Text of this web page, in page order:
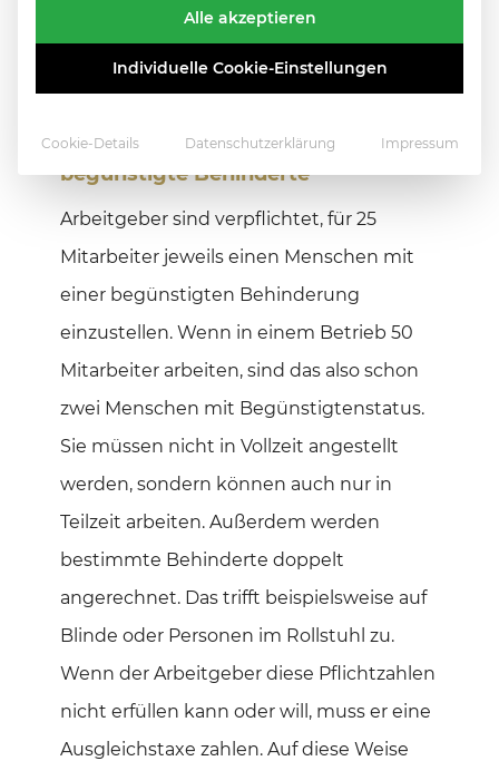
kann aber von Betrieb zu Betrieb
variieren.
Beschäftigungspflicht für
begünstigte Behinderte
Arbeitgeber sind verpflichtet, für 25
Mitarbeiter jeweils einen Menschen mit
einer begünstigten Behinderung
einzustellen. Wenn in einem Betrieb 50
Mitarbeiter arbeiten, sind das also schon
zwei Menschen mit Begünstigtenstatus.
Sie müssen nicht in Vollzeit angestellt
werden, sondern können auch nur in
Teilzeit arbeiten. Außerdem werden
bestimmte Behinderte doppelt
angerechnet. Das trifft beispielsweise auf
Blinde oder Personen im Rollstuhl zu.
Wenn der Arbeitgeber diese Pflichtzahlen
nicht erfüllen kann oder will, muss er eine
Ausgleichstaxe zahlen. Auf diese Weise
Alle akzeptieren
Individuelle Cookie-Einstellungen
Cookie-Details Datenschutzerklärung Impressum